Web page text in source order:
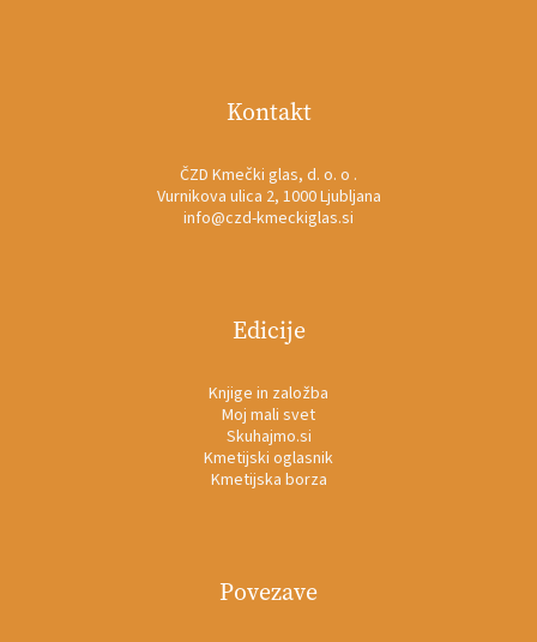
Kontakt
ČZD Kmečki glas, d. o. o .
Vurnikova ulica 2, 1000 Ljubljana
info@czd-kmeckiglas.si
Edicije
Knjige in založba
Moj mali svet
Skuhajmo.si
Kmetijski oglasnik
Kmetijska borza
Povezave